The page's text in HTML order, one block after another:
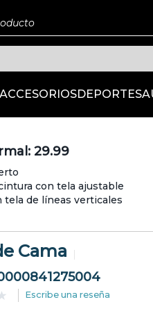
ACCESORIOSDEPORTES
29.99
con tela ajustable
tela de líneas verticales
Cama
Escribe una reseña